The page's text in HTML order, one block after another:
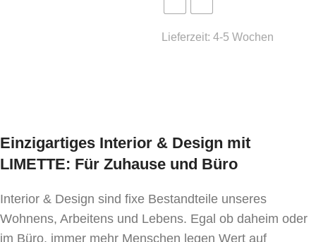
Der Stuhl Rino — ist Stil, der spürbar ist.
Lieferzeit: 4-5 Wochen
Einzigartiges Interior & Design mit
LIMETTE: Für Zuhause und Büro
Interior & Design sind fixe Bestandteile unseres
Wohnens, Arbeitens und Lebens. Egal ob daheim oder
im Büro, immer mehr Menschen legen Wert auf